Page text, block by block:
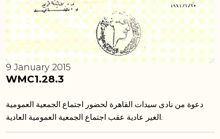
WMC1.28.3
9 January 2015
دعوة من نادى سيدات القاهرة لحضور اجتماع الجمعية العمومية
الغير عادية عقب اجتماع الجمعية العمومية العادية.